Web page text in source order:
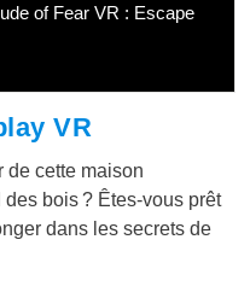
of Fear VR : Escape
VR
de cette maison
bois ? Êtes-vous prêt
dans les secrets de